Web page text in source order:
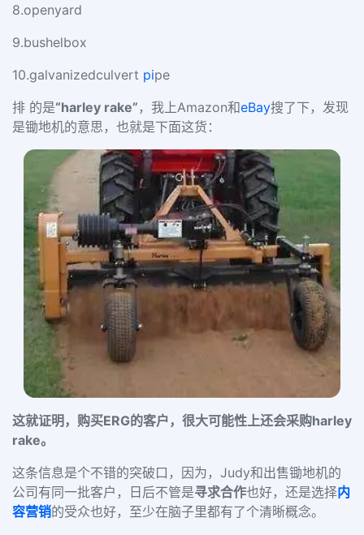
8.openyard
9.bushelbox
10.galvanizedculvert pipe
排 的是“harley rake” ，我上Amazon和eBay搜了下，发现
是锄地机的意思，也就是下面这货：
这就证明，购买ERG的客户，很大可能性上还会采购harley
rake。
这条信息是个不错的突破口，因为，Judy和出售锄地机的
公司有同一批客户，日后不管是寻求合作也好，还是选择内
容营销的受众也好，至少在脑子里都有了个清晰概念。